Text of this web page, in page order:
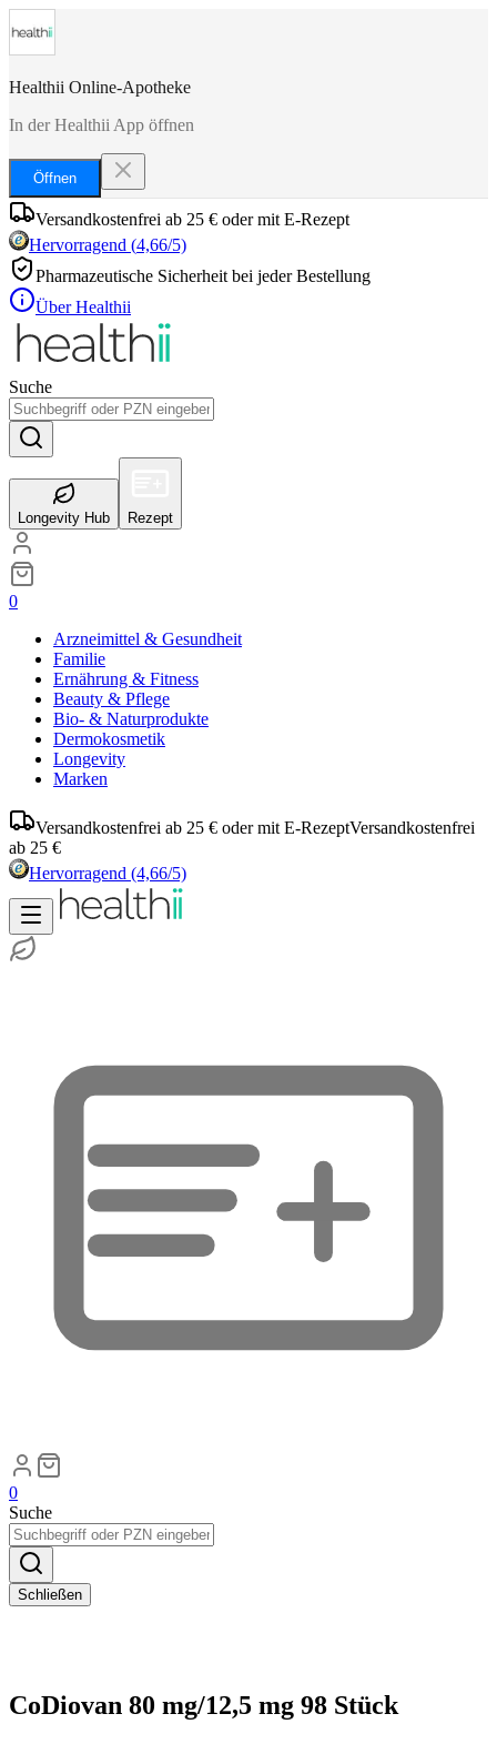
Healthii Online-Apotheke
In der Healthii App öffnen
Öffnen
Versandkostenfrei ab 25 € oder mit E-Rezept
Hervorragend (4,66/5)
Pharmazeutische Sicherheit bei jeder Bestellung
Über Healthii
Suche
Longevity Hub Rezept
0
Arzneimittel & Gesundheit
Familie
Ernährung & Fitness
Beauty & Pflege
Bio- & Naturprodukte
Dermokosmetik
Longevity
Marken
Versandkostenfrei ab 25 € oder mit E-RezeptVersandkostenfrei
ab 25 €
Hervorragend (4,66/5)
0
Suche
Schließen
CoDiovan 80 mg/12,5 mg 98 Stück